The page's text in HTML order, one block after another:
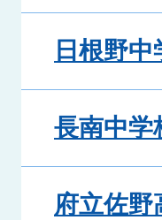
日根野
長南中学
府立佐野